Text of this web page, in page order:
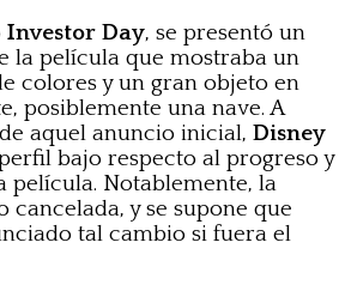
Investor Day, se presentó un
la película que mostraba un
colores y un gran objeto en
posiblemente una nave. A
aquel anuncio inicial, Disney
bajo respecto al progreso y
película. Notablemente, la
cancelada, y se supone que
tal cambio si fuera el